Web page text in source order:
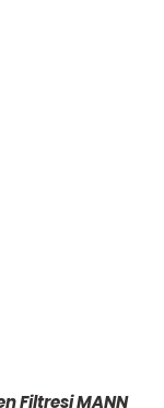
Filtresi MANN